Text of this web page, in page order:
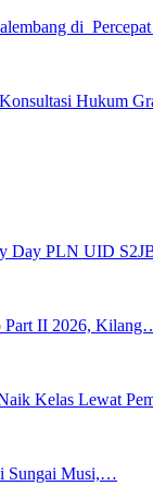
di Percepat
Hukum
Day PLN UID
Part II 2026,
Kelas Lewat
Sungai Musi,…